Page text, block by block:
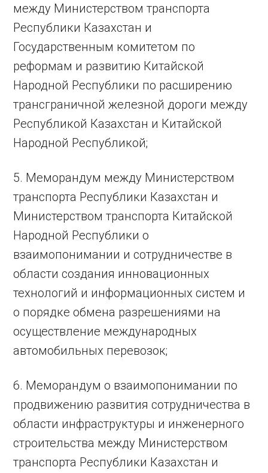
между Министерством транспорта
Республики Казахстан и
Государственным комитетом по
реформам и развитию Китайской
Народной Республики по расширению
трансграничной железной дороги между
Республикой Казахстан и Китайской
Народной Республикой;
5. Меморандум между Министерством
транспорта Республики Казахстан и
Министерством транспорта Китайской
Народной Республики о
взаимопонимании и сотрудничестве в
области создания инновационных
технологий и информационных систем и
о порядке обмена разрешениями на
осуществление международных
автомобильных перевозок;
6. Меморандум о взаимопонимании по
продвижению развития сотрудничества в
области инфраструктуры и инженерного
строительства между Министерством
транспорта Республики Казахстан и